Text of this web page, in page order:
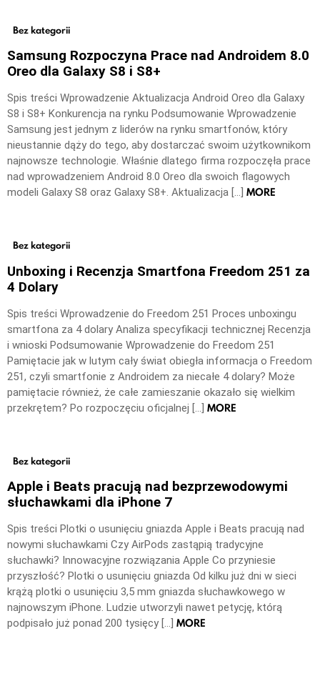
Bez kategorii
Samsung Rozpoczyna Prace nad Androidem 8.0
Oreo dla Galaxy S8 i S8+
Spis treści Wprowadzenie Aktualizacja Android Oreo dla Galaxy
S8 i S8+ Konkurencja na rynku Podsumowanie Wprowadzenie
Samsung jest jednym z liderów na rynku smartfonów, który
nieustannie dąży do tego, aby dostarczać swoim użytkownikom
najnowsze technologie. Właśnie dlatego firma rozpoczęła prace
nad wprowadzeniem Android 8.0 Oreo dla swoich flagowych
modeli Galaxy S8 oraz Galaxy S8+. Aktualizacja […] MORE
Bez kategorii
Unboxing i Recenzja Smartfona Freedom 251 za
4 Dolary
Spis treści Wprowadzenie do Freedom 251 Proces unboxingu
smartfona za 4 dolary Analiza specyfikacji technicznej Recenzja
i wnioski Podsumowanie Wprowadzenie do Freedom 251
Pamiętacie jak w lutym cały świat obiegła informacja o Freedom
251, czyli smartfonie z Androidem za niecałe 4 dolary? Może
pamiętacie również, że całe zamieszanie okazało się wielkim
przekrętem? Po rozpoczęciu oficjalnej […] MORE
Bez kategorii
Apple i Beats pracują nad bezprzewodowymi
słuchawkami dla iPhone 7
Spis treści Plotki o usunięciu gniazda Apple i Beats pracują nad
nowymi słuchawkami Czy AirPods zastąpią tradycyjne
słuchawki? Innowacyjne rozwiązania Apple Co przyniesie
przyszłość? Plotki o usunięciu gniazda Od kilku już dni w sieci
krążą plotki o usunięciu 3,5 mm gniazda słuchawkowego w
najnowszym iPhone. Ludzie utworzyli nawet petycję, którą
podpisało już ponad 200 tysięcy […] MORE